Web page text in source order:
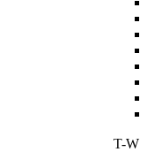
T-W